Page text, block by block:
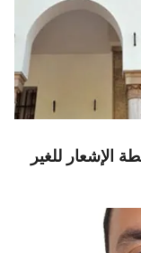
الإشعار للغير